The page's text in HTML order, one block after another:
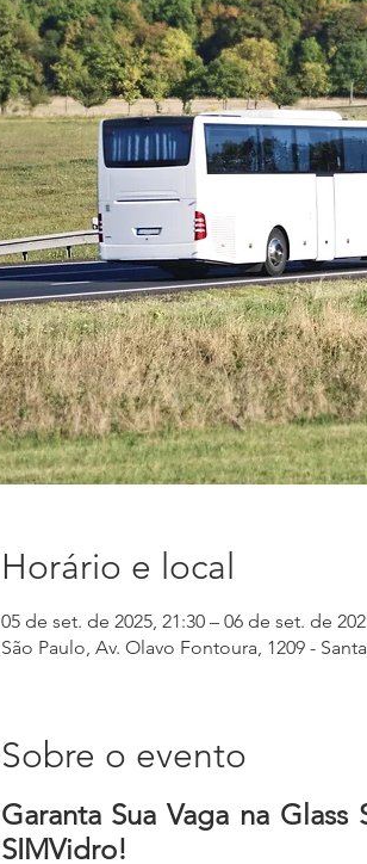
Horário e local
05 de set. de 2025, 21:30 – 06 de set. de
São Paulo, Av. Olavo Fontoura, 1209 -
Sobre o evento
Garanta Sua Vaga na
SIMVidro!